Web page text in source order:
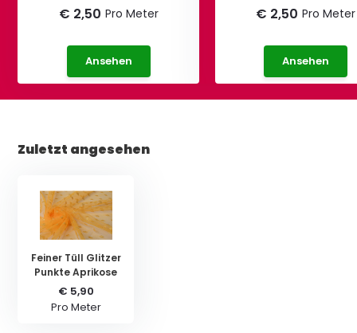
€ 2,50 Pro Meter
Ansehen
€ 2,50 Pro Meter
Ansehen
Zuletzt angesehen
Feiner Tüll Glitzer
Punkte Aprikose
€ 5,90
Pro Meter